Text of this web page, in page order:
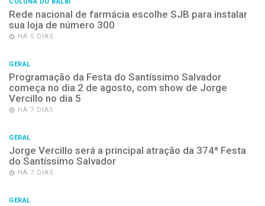
Rede nacional de farmácia escolhe SJB para instalar
sua loja de número 300
HÁ 5 DIAS
GERAL
Programação da Festa do Santíssimo Salvador
começa no dia 2 de agosto, com show de Jorge
Vercillo no dia 5
HÁ 7 DIAS
GERAL
Jorge Vercillo será a principal atração da 374ª Festa
do Santíssimo Salvador
HÁ 7 DIAS
GERAL